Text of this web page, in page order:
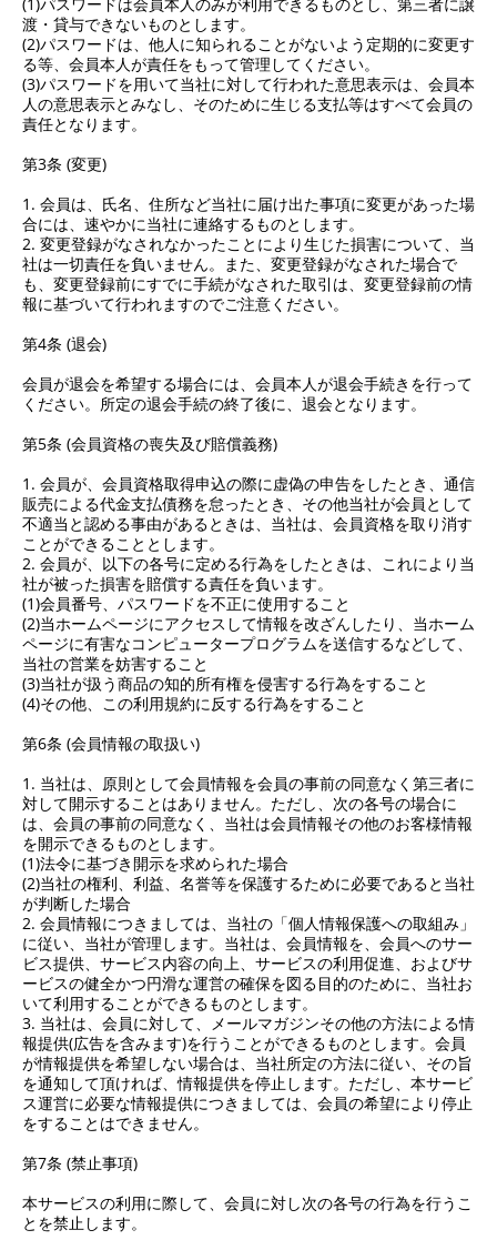
渡・貸与できないものとします。
(2)パスワードは、他人に知られることがないよう定期的に変更す
る等、会員本人が責任をもって管理してください。
(3)パスワードを用いて当社に対して行われた意思表示は、会員本
人の意思表示とみなし、そのために生じる支払等はすべて会員の
責任となります。
第3条 (変更)
1. 会員は、氏名、住所など当社に届け出た事項に変更があった場
合には、速やかに当社に連絡するものとします。
2. 変更登録がなされなかったことにより生じた損害について、当
社は一切責任を負いません。また、変更登録がなされた場合で
も、変更登録前にすでに手続がなされた取引は、変更登録前の情
報に基づいて行われますのでご注意ください。
第4条 (退会)
会員が退会を希望する場合には、会員本人が退会手続きを行って
ください。所定の退会手続の終了後に、退会となります。
第5条 (会員資格の喪失及び賠償義務)
1. 会員が、会員資格取得申込の際に虚偽の申告をしたとき、通信
販売による代金支払債務を怠ったとき、その他当社が会員として
不適当と認める事由があるときは、当社は、会員資格を取り消す
ことができることとします。
2. 会員が、以下の各号に定める行為をしたときは、これにより当
社が被った損害を賠償する責任を負います。
(1)会員番号、パスワードを不正に使用すること
(2)当ホームページにアクセスして情報を改ざんしたり、当ホーム
ページに有害なコンピュータープログラムを送信するなどして、
当社の営業を妨害すること
(3)当社が扱う商品の知的所有権を侵害する行為をすること
(4)その他、この利用規約に反する行為をすること
第6条 (会員情報の取扱い)
1. 当社は、原則として会員情報を会員の事前の同意なく第三者に
対して開示することはありません。ただし、次の各号の場合に
は、会員の事前の同意なく、当社は会員情報その他のお客様情報
を開示できるものとします。
(1)法令に基づき開示を求められた場合
(2)当社の権利、利益、名誉等を保護するために必要であると当社
が判断した場合
2. 会員情報につきましては、当社の「個人情報保護への取組み」
に従い、当社が管理します。当社は、会員情報を、会員へのサー
ビス提供、サービス内容の向上、サービスの利用促進、およびサ
ービスの健全かつ円滑な運営の確保を図る目的のために、当社お
いて利用することができるものとします。
3. 当社は、会員に対して、メールマガジンその他の方法による情
報提供(広告を含みます)を行うことができるものとします。会員
が情報提供を希望しない場合は、当社所定の方法に従い、その旨
を通知して頂ければ、情報提供を停止します。ただし、本サービ
ス運営に必要な情報提供につきましては、会員の希望により停止
をすることはできません。
第7条 (禁止事項)
本サービスの利用に際して、会員に対し次の各号の行為を行うこ
とを禁止します。